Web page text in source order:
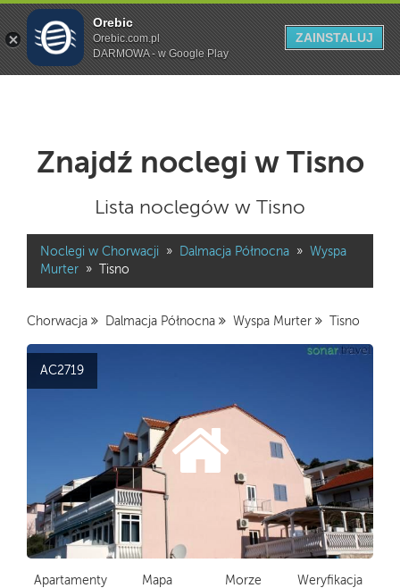
Szukaj
Znajdź noclegi w Tisno
Lista noclegów w Tisno
Noclegi w Chorwacji » Dalmacja Północna » Wyspa
Murter » Tisno
Chorwacja Dalmacja Północna Wyspa Murter Tisno
AC2719
Apartamenty Mapa Morze Weryfikacja
Orebic
Orebic.com.pl
DARMOWA - w Google Play
ZAINSTALUJ